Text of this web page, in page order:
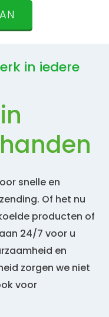
in iedere
snelle en
Of het nu
producten of
24/7 voor u
en
zorgen we niet
voor